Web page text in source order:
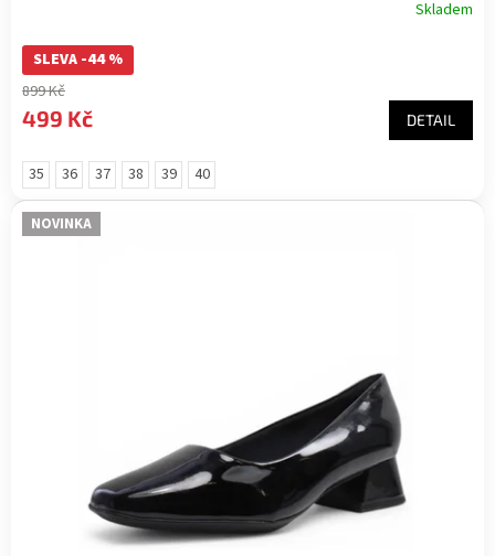
Skladem
SLEVA -44 %
899 Kč
499 Kč DETAIL
35 36 37 38 39 40
NOVINKA